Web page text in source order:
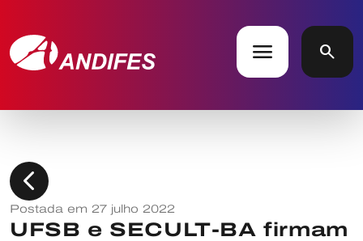
menu search
chevron_left
Postada em 27 julho 2022
UFSB e SECULT-BA firmam